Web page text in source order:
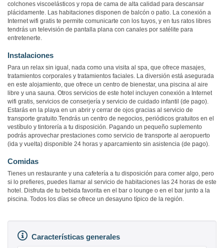
colchones viscoelásticos y ropa de cama de alta calidad para descansar
plácidamente. Las habitaciones disponen de balcón o patio. La conexión a
Internet wifi gratis te permite comunicarte con los tuyos, y en tus ratos libres
tendrás un televisión de pantalla plana con canales por satélite para
entretenerte.
Instalaciones
Para un relax sin igual, nada como una visita al spa, que ofrece masajes,
tratamientos corporales y tratamientos faciales. La diversión está asegurada
en este alojamiento, que ofrece un centro de bienestar, una piscina al aire
libre y una sauna. Otros servicios de este hotel incluyen conexión a Internet
wifi gratis, servicios de conserjería y servicio de cuidado infantil (de pago).
Estarás en la playa en un abrir y cerrar de ojos gracias al servicio de
transporte gratuito.Tendrás un centro de negocios, periódicos gratuitos en el
vestíbulo y tintorería a tu disposición. Pagando un pequeño suplemento
podrás aprovechar prestaciones como servicio de transporte al aeropuerto
(ida y vuelta) disponible 24 horas y aparcamiento sin asistencia (de pago).
Comidas
Tienes un restaurante y una cafetería a tu disposición para comer algo, pero
si lo prefieres, puedes llamar al servicio de habitaciones las 24 horas de este
hotel. Disfruta de tu bebida favorita en el bar o lounge o en el bar junto a la
piscina. Todos los días se ofrece un desayuno típico de la región.
Características generales